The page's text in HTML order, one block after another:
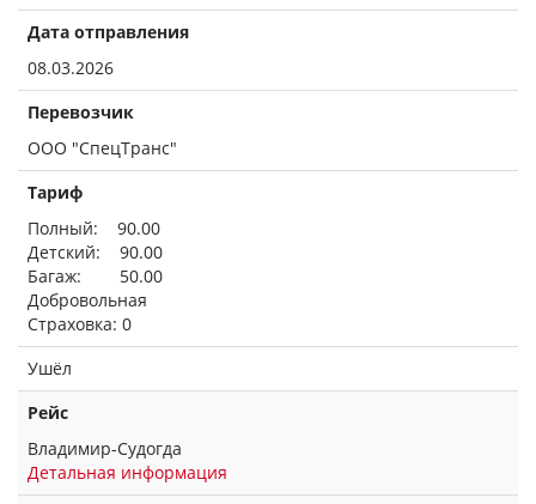
Дата отправления
08.03.2026
Перевозчик
ООО "СпецТранс"
Тариф
Полный: 90.00
Детский: 90.00
Багаж: 50.00
Добровольная
Страховка: 0
Ушёл
Рейс
Владимир-Судогда
Детальная информация